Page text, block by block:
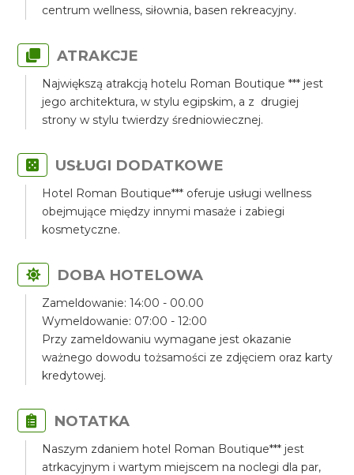
centrum wellness, siłownia, basen rekreacyjny.
ATRAKCJE
Największą atrakcją hotelu Roman Boutique *** jest
jego architektura, w stylu egipskim, a z drugiej
strony w stylu twierdzy średniowiecznej.
USŁUGI DODATKOWE
Hotel Roman Boutique*** oferuje usługi wellness
obejmujące między innymi masaże i zabiegi
kosmetyczne.
DOBA HOTELOWA
Zameldowanie: 14:00 - 00.00
Wymeldowanie: 07:00 - 12:00
Przy zameldowaniu wymagane jest okazanie
ważnego dowodu tożsamości ze zdjęciem oraz karty
kredytowej.
NOTATKA
Naszym zdaniem hotel Roman Boutique*** jest
atrkacyjnym i wartym miejscem na noclegi dla par,